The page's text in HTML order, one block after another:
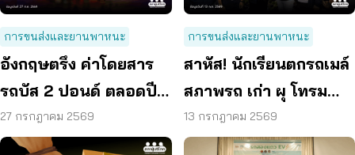
การขนส่งและยานพาหนะ
อังกฤษตรึง ค่าโดยสาร
รถบัส 2 ปอนด์ ตลอดปี
70 ลดค่าครองชีพ
27 กรกฎาคม 2569
การขนส่งและยานพาหนะ
สาหัส! นักเรียนตกรถเมล์
สภาพรถ เก่า ผุ โทรม
ถามหามาตรฐานรถ
ปลอดภัย
13 กรกฎาคม 2569